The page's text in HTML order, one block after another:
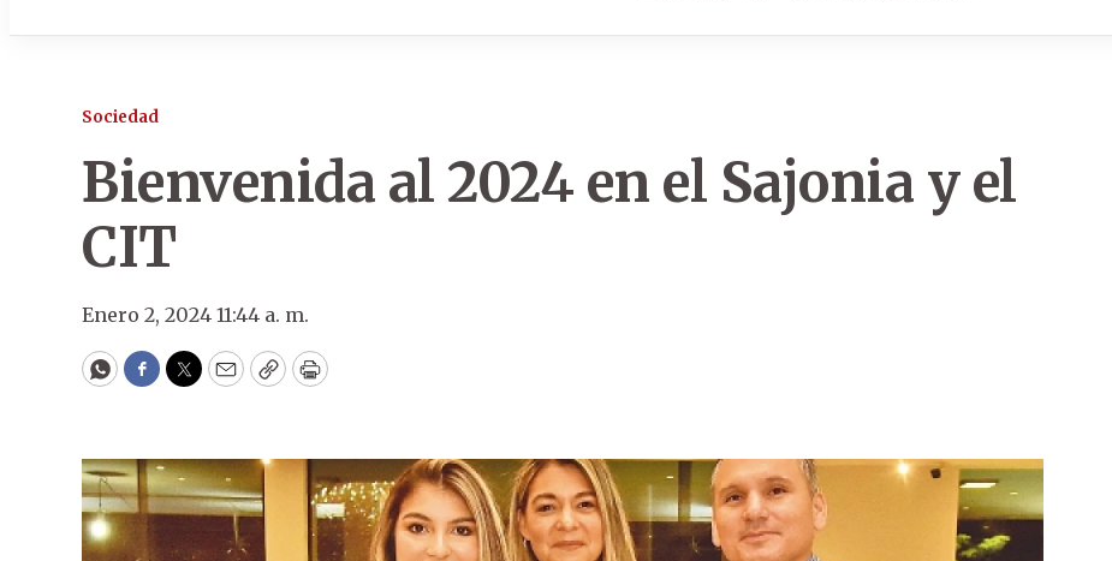
Sociedad
Bienvenida al 2024 en el Sajonia y el
CIT
Enero 2, 2024 11:44 a. m.
WhatsApp
Facebook
Twitter
EmailCopyPrint